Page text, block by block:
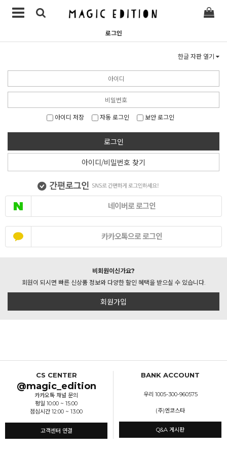
로그인
한글 자판 열기
아이디 저장 자동 로그인 보안 로그인
로그인
아이디/비밀번호 찾기
네이버로 로그인
카카오톡으로 로그인
비회원이신가요?
회원이 되시면 빠른 신상품 정보와 다양한 할인 혜택을 받으실 수 있습니다.
회원가입
CS CENTER
@magic_edition
카카오톡 채널 문의
평일 10:00 ~ 15:00
점심시간 12:00 ~ 13:00
고객센터 연결
BANK ACCOUNT
우리 1005-300-960575
(주)엔코스타
Q&A 게시판